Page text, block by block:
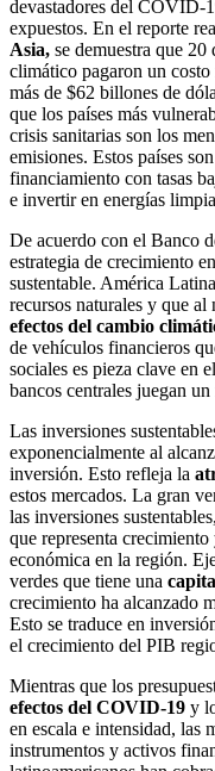
devastadores del COVID-
expuestos. En el reporte
Asia, se demuestra que
climático pagaron un
más de $62 billones de
que los países más
crisis sanitarias son los
emisiones. Estos países
financiamiento con tasas
e invertir en energías
De acuerdo con el Banco
estrategia de crecimiento
sustentable. América
recursos naturales y que
efectos del cambio
de vehículos financieros
sociales es pieza clave en
bancos centrales juegan
Las inversiones
exponencialmente al
inversión. Esto refleja la
estos mercados. La gran
las inversiones
que representa
económica en la región.
verdes que tiene una
crecimiento ha alcanzado
Esto se traduce en
el crecimiento del PIB
Mientras que los
efectos del COVID-19 y
en escala e intensidad, las
instrumentos y activos